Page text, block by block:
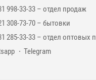
998-33-33 –отдел продаж
308-73-70 –бытовки
285-33-33 –отдел оптовых
Telegram